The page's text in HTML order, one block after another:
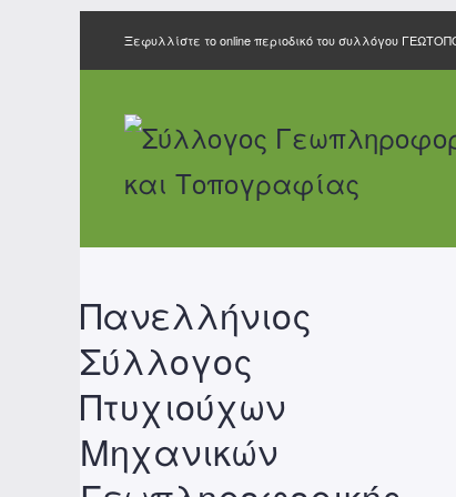
Ξεφυλλίστε το online περιοδικό του συλλόγου
Πανελλήνιος
Σύλλογος
Πτυχιούχων
Μηχανικών